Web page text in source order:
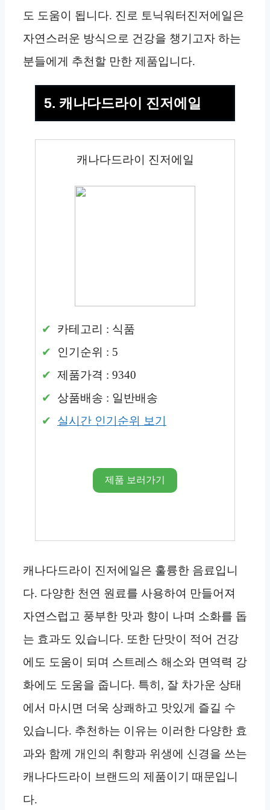
도 도움이 됩니다. 진로 토닉워터진저에일은
자연스러운 방식으로 건강을 챙기고자 하는
분들에게 추천할 만한 제품입니다.
5. 캐나다드라이 진저에일
캐나다드라이 진저에일
카테고리 : 식품
인기순위 : 5
제품가격 : 9340
상품배송 : 일반배송
실시간 인기순위 보기
제품 보러가기
캐나다드라이 진저에일은 훌륭한 음료입니
다. 다양한 천연 원료를 사용하여 만들어져
자연스럽고 풍부한 맛과 향이 나며 소화를 돕
는 효과도 있습니다. 또한 단맛이 적어 건강
에도 도움이 되며 스트레스 해소와 면역력 강
화에도 도움을 줍니다. 특히, 잘 차가운 상태
에서 마시면 더욱 상쾌하고 맛있게 즐길 수
있습니다. 추천하는 이유는 이러한 다양한 효
과와 함께 개인의 취향과 위생에 신경을 쓰는
캐나다드라이 브랜드의 제품이기 때문입니
다.